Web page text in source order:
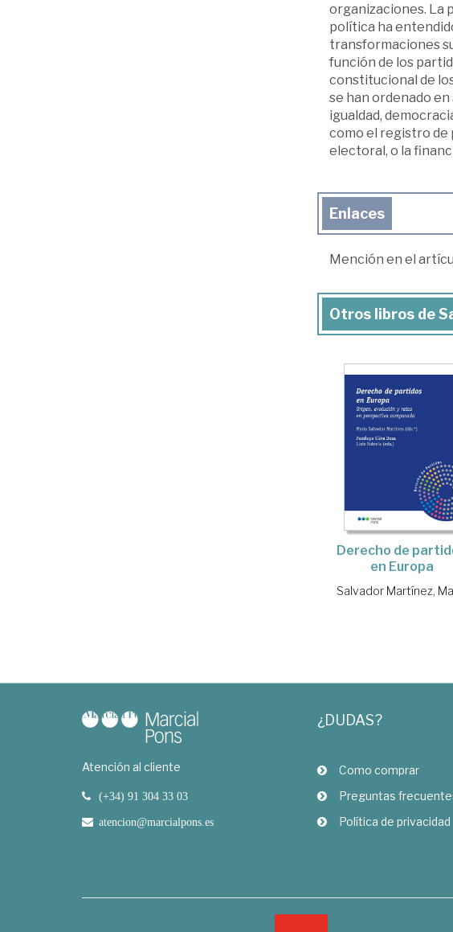
organizaciones. La
política ha
transformaciones
función de los
constitucional de
se han ordenado
igualdad,
como el registro de
electoral, o la
Enlaces
Mención en el
Otros libros de
Derecho de
en Europa
Salvador Martínez,
Atención al cliente
(+34) 91 304 33 03
atencion@marcialpons.es
¿DUDAS?
Como comprar
Preguntas
Política de privacidad